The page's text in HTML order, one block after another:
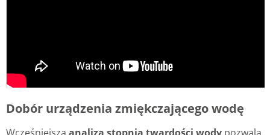
Dobór urządzenia zmiękczającego wodę